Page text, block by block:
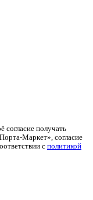
получать
Маркет», согласие
с политикой